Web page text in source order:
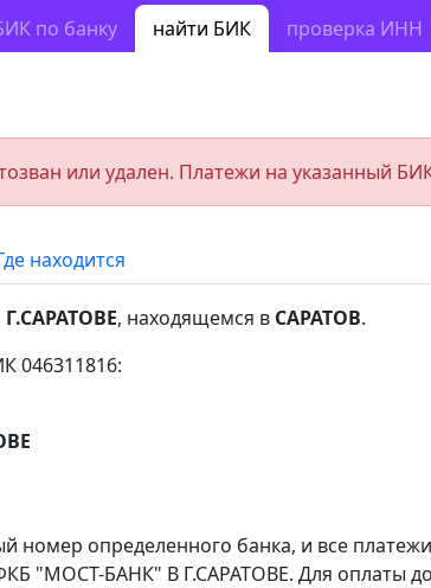
по банку найти БИК проверка ИНН
или удален. Платежи на указанный
находится
, находящемся в САРАТОВ.
046311816:
номер определенного банка, и все
"МОСТ-БАНК" В Г.САРАТОВЕ. Для оплаты